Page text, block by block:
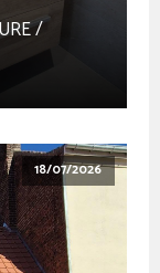
/
18/07/2026